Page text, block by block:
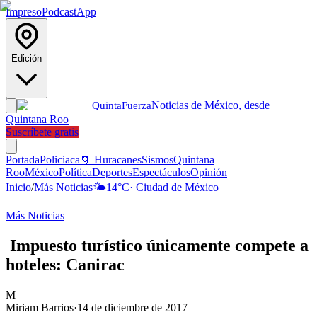
ImpresoPodcastApp
Edición
QuintaFuerzaNoticias de México, desde
Quintana Roo
Suscríbete gratis
PortadaPoliciaca 🌀 HuracanesSismosQuintana
RooMéxicoPolíticaDeportesEspectáculosOpinión
Inicio/Más Noticias🌤️14°C· Ciudad de México
Más Noticias
Impuesto turístico únicamente compete a
hoteles: Canirac
M
Miriam Barrios·14 de diciembre de 2017